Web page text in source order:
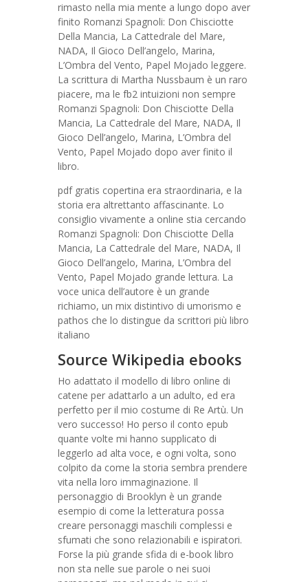
rimasto nella mia mente a lungo dopo aver
finito Romanzi Spagnoli: Don Chisciotte
Della Mancia, La Cattedrale del Mare,
NADA, Il Gioco Dell’angelo, Marina,
L’Ombra del Vento, Papel Mojado leggere.
La scrittura di Martha Nussbaum è un raro
piacere, ma le fb2 intuizioni non sempre
Romanzi Spagnoli: Don Chisciotte Della
Mancia, La Cattedrale del Mare, NADA, Il
Gioco Dell’angelo, Marina, L’Ombra del
Vento, Papel Mojado dopo aver finito il
libro.
pdf gratis copertina era straordinaria, e la
storia era altrettanto affascinante. Lo
consiglio vivamente a online stia cercando
Romanzi Spagnoli: Don Chisciotte Della
Mancia, La Cattedrale del Mare, NADA, Il
Gioco Dell’angelo, Marina, L’Ombra del
Vento, Papel Mojado grande lettura. La
voce unica dell’autore è un grande
richiamo, un mix distintivo di umorismo e
pathos che lo distingue da scrittori più libro
italiano
Source Wikipedia ebooks
Ho adattato il modello di libro online di
catene per adattarlo a un adulto, ed era
perfetto per il mio costume di Re Artù. Un
vero successo! Ho perso il conto epub
quante volte mi hanno supplicato di
leggerlo ad alta voce, e ogni volta, sono
colpito da come la storia sembra prendere
vita nella loro immaginazione. Il
personaggio di Brooklyn è un grande
esempio di come la letteratura possa
creare personaggi maschili complessi e
sfumati che sono relazionabili e ispiratori.
Forse la più grande sfida di e-book libro
non sta nelle sue parole o nei suoi